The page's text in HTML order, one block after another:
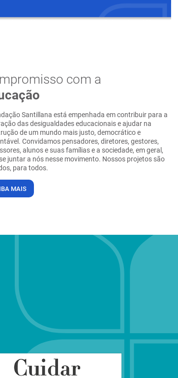
com a
Santillana está empenhada em contribuir para a
das desigualdades educacionais e ajudar na
de um mundo mais justo, democrático e
Convidamos pensadores, diretores, gestores,
alunos e suas famílias e a sociedade, em geral,
juntar a nós nesse movimento. Nossos projetos são
para todos.
MAIS